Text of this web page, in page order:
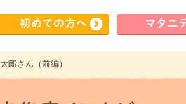
初めての方へ マタ ニ
郎さん（前編）